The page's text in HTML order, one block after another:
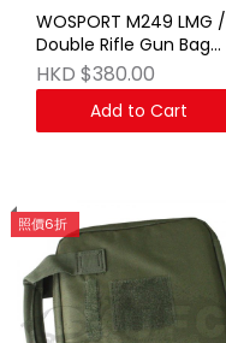
WOSPORT M249 LMG /
Double Rifle Gun Bag
TAN
HKD $380.00
Add to Cart
照價6折